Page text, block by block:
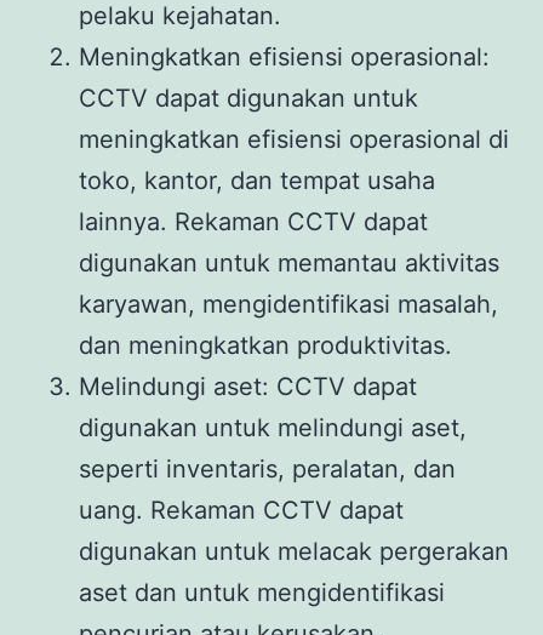
pelaku kejahatan.
Meningkatkan efisiensi operasional:
CCTV dapat digunakan untuk
meningkatkan efisiensi operasional di
toko, kantor, dan tempat usaha
lainnya. Rekaman CCTV dapat
digunakan untuk memantau aktivitas
karyawan, mengidentifikasi masalah,
dan meningkatkan produktivitas.
Melindungi aset: CCTV dapat
digunakan untuk melindungi aset,
seperti inventaris, peralatan, dan
uang. Rekaman CCTV dapat
digunakan untuk melacak pergerakan
aset dan untuk mengidentifikasi